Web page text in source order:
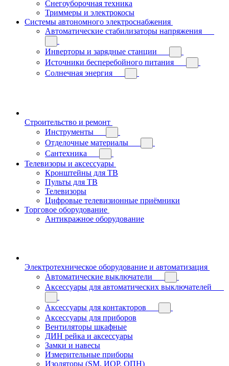
Снегоуборочная техника
Триммеры и электрокосы
Системы автономного электроснабжения
Автоматические стабилизаторы напряжения
Инверторы и зарядные станции
Источники бесперебойного питания
Солнечная энергия
Строительство и ремонт
Инструменты
Отделочные материалы
Сантехника
Телевизоры и аксессуары
Кронштейны для ТВ
Пульты для ТВ
Телевизоры
Цифровые телевизионные приёмники
Торговое оборудование
Антикражное оборудование
Электротехническое оборудование и автоматизация
Автоматические выключатели
Аксессуары для автоматических выключателей
Аксессуары для контакторов
Аксессуары для приборов
Вентиляторы шкафные
ДИН рейка и аксессуары
Замки и навесы
Измерительные приборы
Изоляторы (SM, ИОР, ОПН)